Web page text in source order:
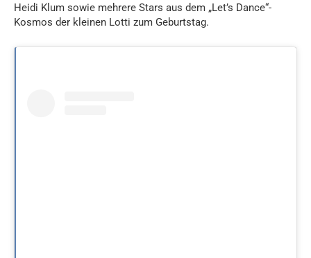
Heidi Klum sowie mehrere Stars aus dem „Let’s Dance“-
Kosmos der kleinen Lotti zum Geburtstag.